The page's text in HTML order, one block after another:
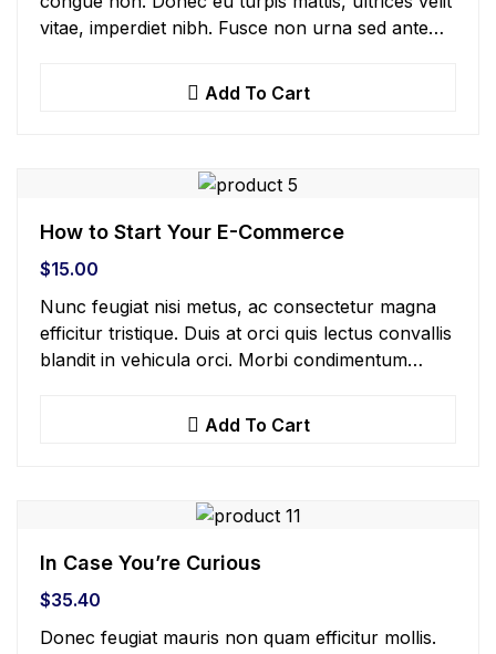
vitae, imperdiet nibh. Fusce non urna sed ante
Add To Cart
How to Start Your E-Commerce
$15.00
Nunc feugiat nisi metus, ac consectetur magna
efficitur tristique. Duis at orci quis lectus convallis
blandit in vehicula orci. Morbi condimentum
euismod placerat…
Add To Cart
In Case You’re Curious
$35.40
Donec feugiat mauris non quam efficitur mollis.